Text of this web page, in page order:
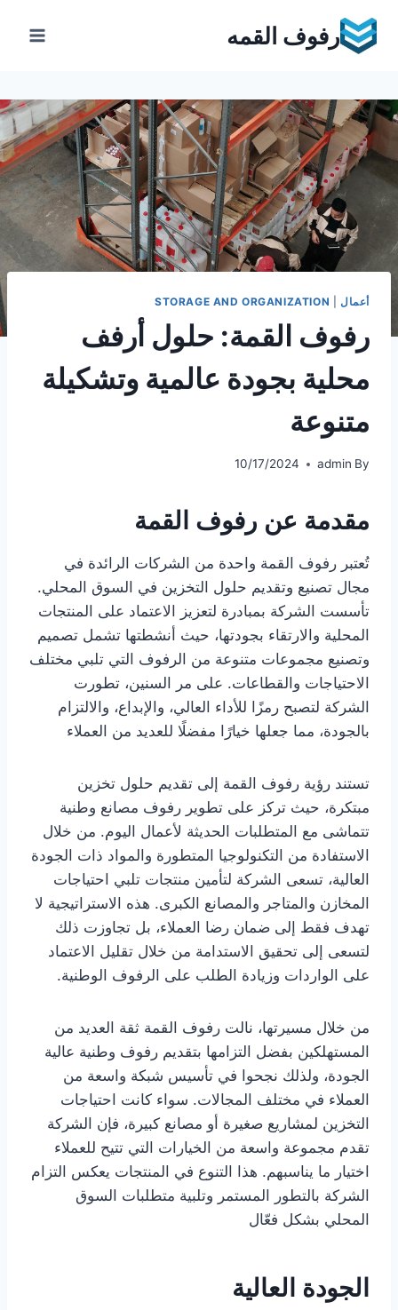
content
رفوف القمه
أعمال STORAGE AND ORGANIZATION
رفوف القمة: حلول أرفف
محلية بجودة عالمية وتشكيلة
متنوعة
By
admin
10/17/2024
مقدمة عن رفوف القمة
تُعتبر رفوف القمة واحدة من الشركات الرائدة في
مجال تصنيع وتقديم حلول التخزين في السوق المحلي.
تأسست الشركة بمبادرة لتعزيز الاعتماد على المنتجات
المحلية والارتقاء بجودتها، حيث أنشطتها تشمل تصميم
وتصنيع مجموعات متنوعة من الرفوف التي تلبي مختلف
الاحتياجات والقطاعات. على مر السنين، تطورت
الشركة لتصبح رمزًا للأداء العالي، والإبداع، والالتزام
بالجودة، مما جعلها خيارًا مفضلًا للعديد من العملاء
تستند رؤية رفوف القمة إلى تقديم حلول تخزين
مبتكرة، حيث تركز على تطوير رفوف مصانع وطنية
تتماشى مع المتطلبات الحديثة لأعمال اليوم. من خلال
الاستفادة من التكنولوجيا المتطورة والمواد ذات الجودة
العالية، تسعى الشركة لتأمين منتجات تلبي احتياجات
المخازن والمتاجر والمصانع الكبرى. هذه الاستراتيجية لا
تهدف فقط إلى ضمان رضا العملاء، بل تجاوزت ذلك
لتسعى إلى تحقيق الاستدامة من خلال تقليل الاعتماد
على الواردات وزيادة الطلب على الرفوف الوطنية.
من خلال مسيرتها، نالت رفوف القمة ثقة العديد من
المستهلكين بفضل التزامها بتقديم رفوف وطنية عالية
الجودة، ولذلك نجحوا في تأسيس شبكة واسعة من
العملاء في مختلف المجالات. سواء كانت احتياجات
التخزين لمشاريع صغيرة أو مصانع كبيرة، فإن الشركة
تقدم مجموعة واسعة من الخيارات التي تتيح للعملاء
اختيار ما يناسبهم. هذا التنوع في المنتجات يعكس التزام
الشركة بالتطور المستمر وتلبية متطلبات السوق
المحلي بشكل فعّال
الجودة العالية